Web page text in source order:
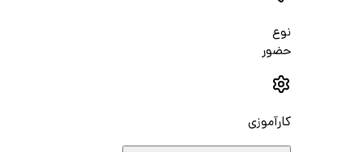
نوع
حضور
کارآموزی